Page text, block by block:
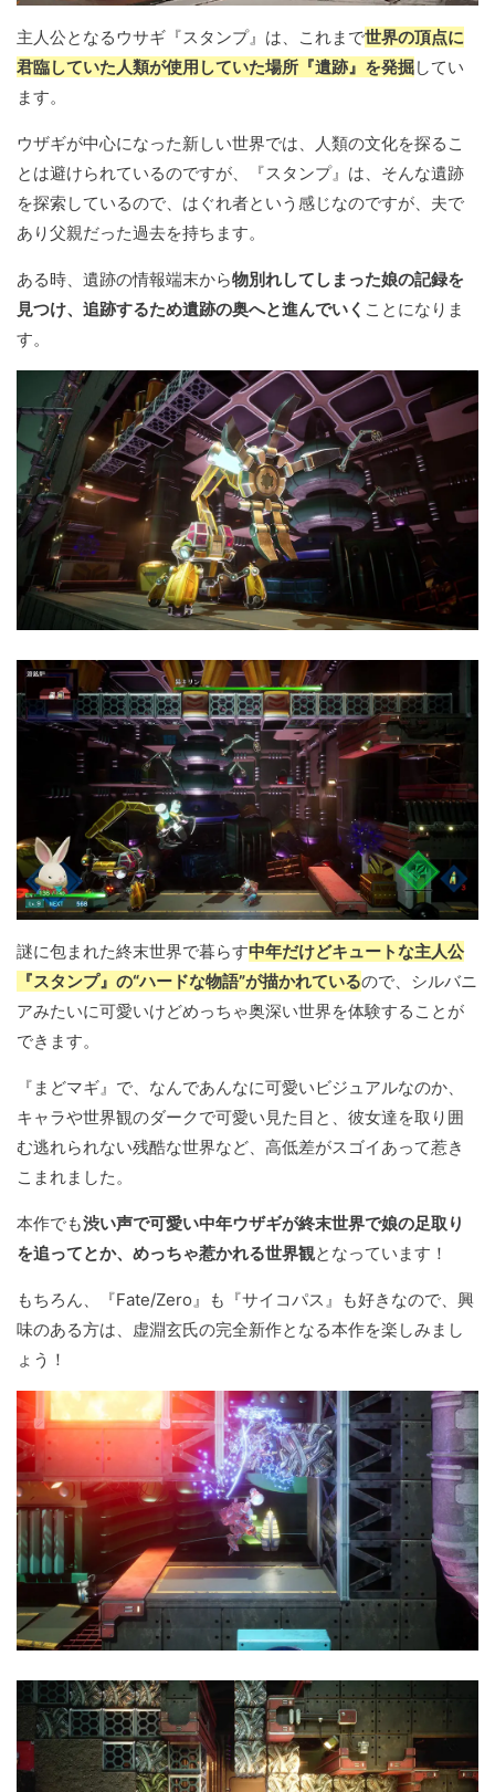
主人公となるウサギ『スタンプ』は、これまで世界の頂点に
君臨していた人類が使用していた場所『遺跡』を発掘してい
ます。
ウザギが中心になった新しい世界では、人類の文化を探るこ
とは避けられているのですが、『スタンプ』は、そんな遺跡
を探索しているので、はぐれ者という感じなのですが、夫で
あり父親だった過去を持ちます。
ある時、遺跡の情報端末から物別れしてしまった娘の記録を
見つけ、追跡するため遺跡の奥へと進んでいく ことになりま
す。
謎に包まれた終末世界で暮らす中年だけどキュートな主人公
『スタンプ』の“ハードな物語”が描かれているので、シルバニ
アみたいに可愛いけどめっちゃ奥深い世界を体験することが
できます。
『まどマギ』で、なんであんなに可愛いビジュアルなのか、
キャラや世界観のダークで可愛い見た目と、彼女達を取り囲
む逃れられない残酷な世界など、高低差がスゴイあって惹き
こまれました。
本作でも渋い声で可愛い中年ウザギが終末世界で娘の足取り
を追ってとか、めっちゃ惹かれる世界観となっています！
もちろん、『Fate/Zero』も『サイコパス』も好きなので、興
味のある方は、虚淵玄氏の完全新作となる本作を楽しみまし
ょう！